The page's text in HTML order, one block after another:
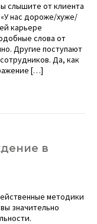
слышите от клиента
нас дороже/хуже/
карьере
слова от
Другие поступают
Да, как
[…]
в
методики
значительно